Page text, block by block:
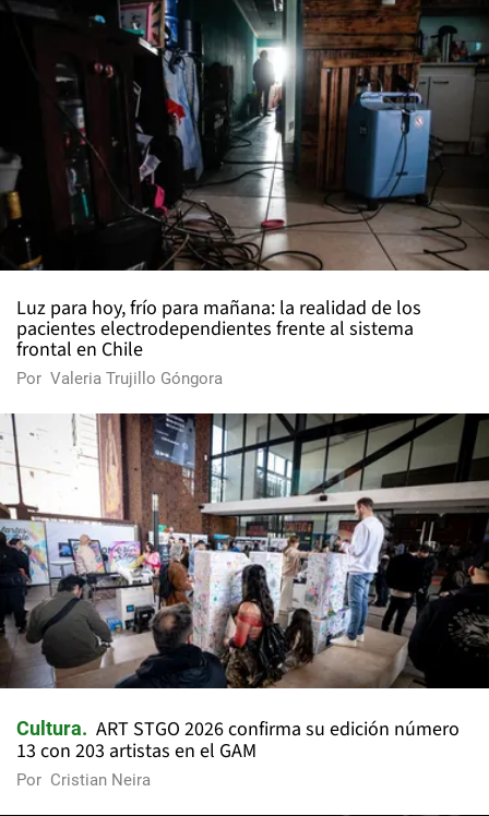
Luz para hoy, frío para mañana: la realidad de los
pacientes electrodependientes frente al sistema
frontal en Chile
Por Valeria Trujillo Góngora
Cultura
ART STGO 2026 confirma su edición número
13 con 203 artistas en el GAM
Por Cristian Neira